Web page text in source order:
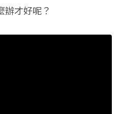
辦才好呢？